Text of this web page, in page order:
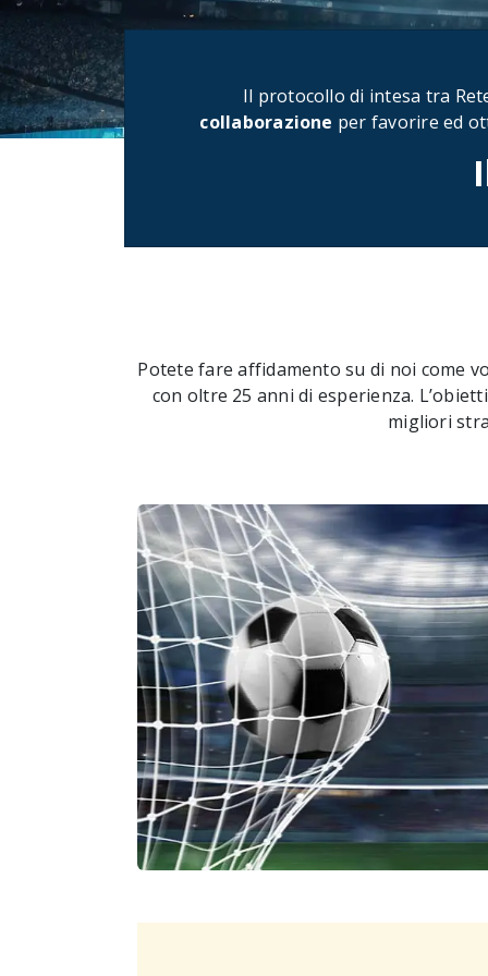
Il protocollo di intesa tra
collaborazione per favorire ed
Potete fare affidamento su di noi come
con oltre 25 anni di esperienza.
migliori